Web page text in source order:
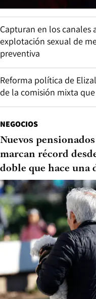
Capturan en los canales
explotación sexual de
preventiva
Reforma política de
de la comisión mixta
NEGOCIOS
Nuevos
marcan récord
doble que hace una